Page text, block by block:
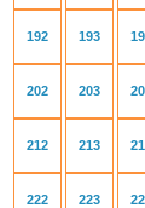
192 193
202 203
212 213
222 223